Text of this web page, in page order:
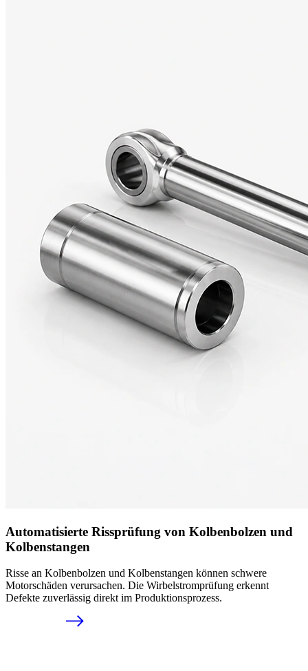
Automatisierte Rissprüfung von Kolbenbolzen und
Kolbenstangen
Risse an Kolbenbolzen und Kolbenstangen können schwere
Motorschäden verursachen. Die Wirbelstromprüfung erkennt
Defekte zuverlässig direkt im Produktionsprozess.